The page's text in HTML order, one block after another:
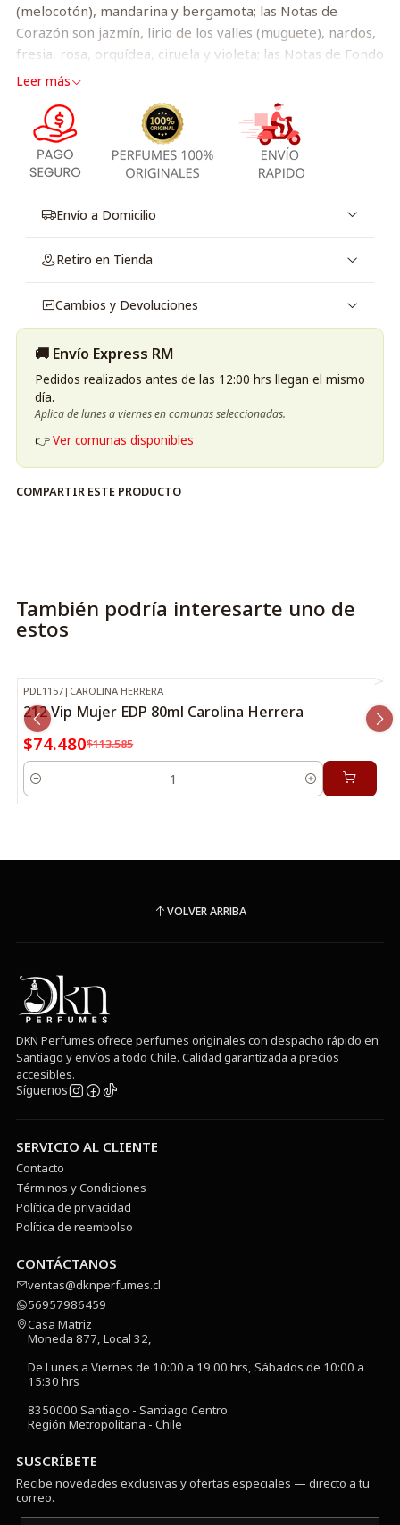
(melocotón), mandarina y bergamota; las Notas de
Corazón son jazmín, lirio de los valles (muguete), nardos,
fresia, rosa, orquídea, ciruela y violeta; las Notas de Fondo
son almizcle, vainilla, zarzamora (frambuesa negra) y
Best National Advertising Campaign / TV 2007.
Leer más
Envío a Domicilio
Retiro en Tienda
Cambios y Devoluciones
🚚 Envío Express RM
Pedidos realizados antes de las 12:00 hrs llegan el mismo
día.
Aplica de lunes a viernes en comunas seleccionadas.
👉Ver comunas disponibles
COMPARTIR ESTE PRODUCTO
También podría interesarte uno de
estos
-34% OFF
PDL1157 | CAROLINA HERRERA
212 Vip Mujer EDP 80ml Carolina Herrera
$74.480$113.585
Cantidad
VOLVER ARRIBA
DKN Perfumes ofrece perfumes originales con despacho rápido en
Santiago y envíos a todo Chile. Calidad garantizada a precios
accesibles.
Síguenos
SERVICIO AL CLIENTE
Contacto
Términos y Condiciones
Política de privacidad
Política de reembolso
CONTÁCTANOS
ventas@dknperfumes.cl
56957986459
Casa Matriz
Moneda 877, Local 32,
De Lunes a Viernes de 10:00 a 19:00 hrs, Sábados de 10:00 a
15:30 hrs
8350000 Santiago - Santiago Centro
Región Metropolitana - Chile
SUSCRÍBETE
Recibe novedades exclusivas y ofertas especiales — directo a tu
correo.